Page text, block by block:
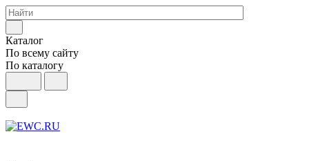
Каталог
По всему сайту
По каталогу